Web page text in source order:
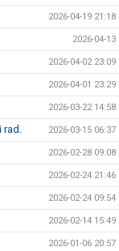
2026-04-19 21:18
2026-04-13
2026-04-02 23:09
2026-04-01 23:29
2026-03-22 14:58
rad. 2026-03-15 06:37
2026-02-28 09:08
2026-02-24 21:46
2026-02-24 09:54
2026-02-14 15:49
2026-01-06 20:57